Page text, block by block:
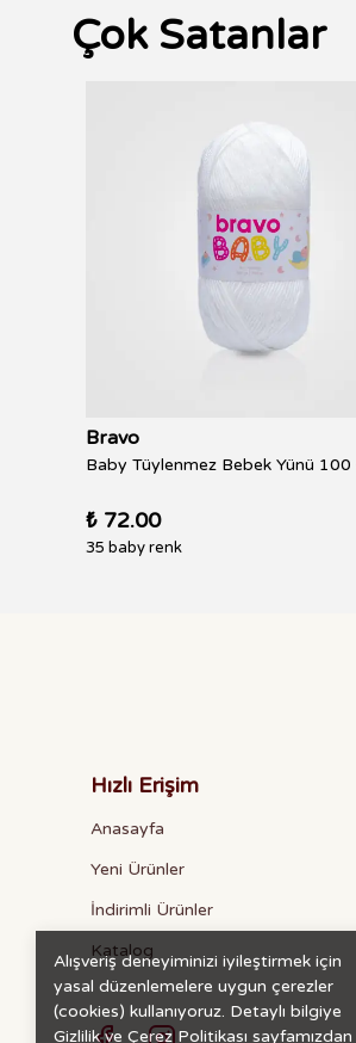
Alışveriş deneyiminizi iyileştirmek için
yasal düzenlemelere uygun çerezler
(cookies) kullanıyoruz. Detaylı bilgiye
Gizlilik ve Çerez Politikası sayfamızdan
Çok Satanlar
Bravo
₺ 72.00
35 baby renk
Hızlı Erişim
Anasayfa
Yeni Ürünler
İndirimli Ürünler
Katalog